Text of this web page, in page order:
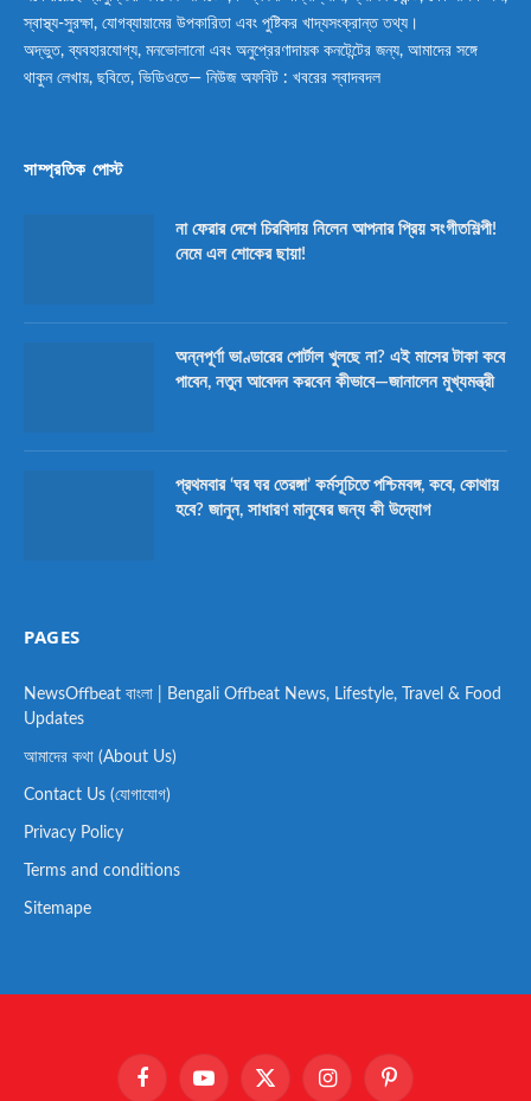
স্বাস্থ্য-সুরক্ষা, যোগব্যায়ামের উপকারিতা এবং পুষ্টিকর খাদ্যসংক্রান্ত তথ্য।
অদ্ভুত, ব্যবহারযোগ্য, মনভোলানো এবং অনুপ্রেরণাদায়ক কনটেন্টের জন্য, আমাদের সঙ্গে
থাকুন লেখায়, ছবিতে, ভিডিওতে— নিউজ অফবিট : খবরের স্বাদবদল
সাম্প্রতিক পোস্ট
না ফেরার দেশে চিরবিদায় নিলেন আপনার প্রিয় সংগীতশিল্পী!
নেমে এল শোকের ছায়া!
অন্নপূর্ণা ভাণ্ডারের পোর্টাল খুলছে না? এই মাসের টাকা কবে
পাবেন, নতুন আবেদন করবেন কীভাবে—জানালেন মুখ্যমন্ত্রী
প্রথমবার ‘ঘর ঘর তেরঙ্গা’ কর্মসূচিতে পশ্চিমবঙ্গ, কবে, কোথায়
হবে? জানুন, সাধারণ মানুষের জন্য কী উদ্যোগ
PAGES
NewsOffbeat বাংলা | Bengali Offbeat News, Lifestyle, Travel & Food
Updates
আমাদের কথা (About Us)
Contact Us (যোগাযোগ)
Privacy Policy
Terms and conditions
Sitemape
FacebookYouTube X InstagramPinterest